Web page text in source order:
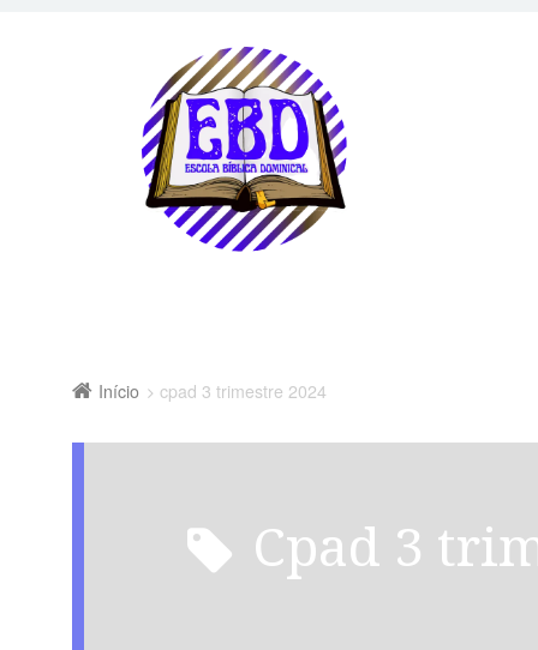
Início cpad 3 trimestre 2024
cpad 3